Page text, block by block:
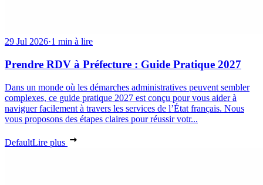
29 Jul 2026·1 min à lire
Prendre RDV à Préfecture : Guide Pratique 2027
Dans un monde où les démarches administratives peuvent sembler
complexes, ce guide pratique 2027 est conçu pour vous aider à
naviguer facilement à travers les services de l’État français. Nous
vous proposons des étapes claires pour réussir votr...
DefaultLire plus